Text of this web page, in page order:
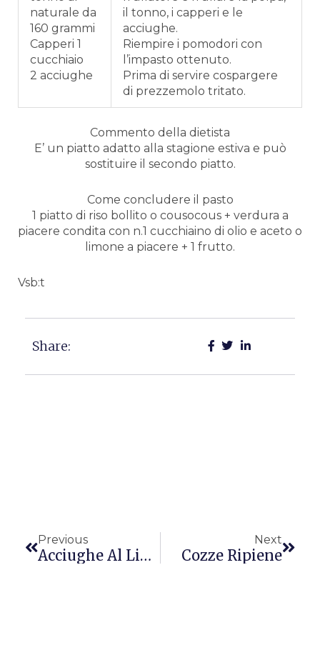
naturale da
160 grammi
Capperi 1
cucchiaio
2 acciughe
il tonno, i capperi e le
acciughe.
Riempire i pomodori con
l’impasto ottenuto.
Prima di servire cospargere
di prezzemolo tritato.
Commento della dietista
E’ un piatto adatto alla stagione estiva e può
sostituire il secondo piatto.
Come concludere il pasto
1 piatto di riso bollito o cousocous + verdura a
piacere condita con n.1 cucchiaino di olio e aceto o
limone a piacere + 1 frutto.
Vsb:t
Share:
Previous
Acciughe Al Limone
Next
Cozze Ripiene